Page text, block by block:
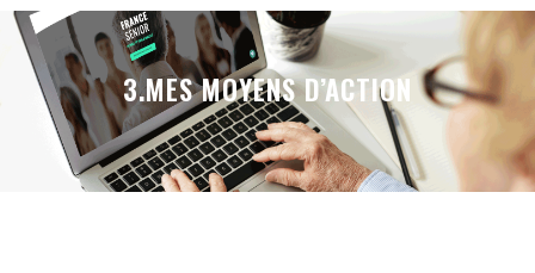
3.MES MOYENS D’ACTION